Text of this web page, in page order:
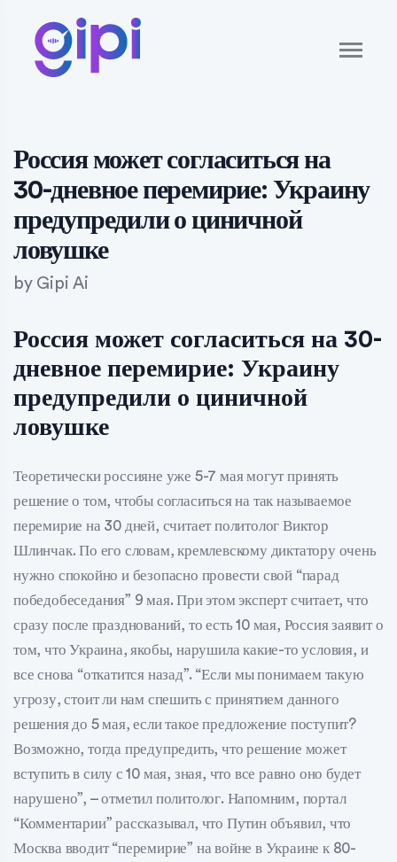
Россия может согласиться на
30-дневное перемирие: Украину
предупредили о циничной
ловушке
by Gipi Ai
Россия может согласиться на 30-
дневное перемирие: Украину
предупредили о циничной
ловушке
Теоретически россияне уже 5-7 мая могут принять
решение о том, чтобы согласиться на так называемое
перемирие на 30 дней, считает политолог Виктор
Шлинчак. По его словам, кремлевскому диктатору очень
нужно спокойно и безопасно провести свой “парад
победобеседания” 9 мая. При этом эксперт считает, что
сразу после празднований, то есть 10 мая, Россия заявит о
том, что Украина, якобы, нарушила какие-то условия, и
все снова “откатится назад”. “Если мы понимаем такую
угрозу, стоит ли нам спешить с принятием данного
решения до 5 мая, если такое предложение поступит?
Возможно, тогда предупредить, что решение может
вступить в силу с 10 мая, зная, что все равно оно будет
нарушено”, – отметил политолог. Напомним, портал
“Комментарии” рассказывал, что Путин объявил, что
Москва вводит “перемирие” на войне в Украине к 80-